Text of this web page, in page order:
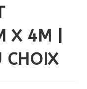
X 4M |
CHOIX